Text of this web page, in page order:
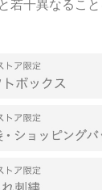
若干異なること